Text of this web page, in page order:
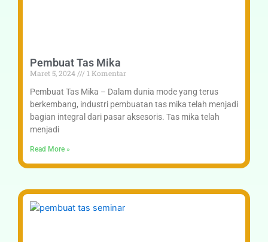
Pembuat Tas Mika
Maret 5, 2024
1 Komentar
Pembuat Tas Mika – Dalam dunia mode yang terus
berkembang, industri pembuatan tas mika telah menjadi
bagian integral dari pasar aksesoris. Tas mika telah
menjadi
Read More »